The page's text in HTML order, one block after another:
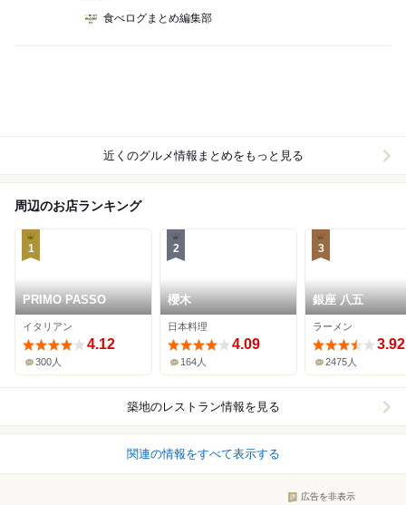
食べログまとめ編集部
近くのグルメ情報まとめをもっと見る
周辺のお店ランキング
1
PRIMO PASSO
イタリアン
4.12
300人
2
櫻木
日本料理
4.09
164人
3
銀座 八五
ラーメン
3.92
2475人
築地のレストラン情報を見る
関連の情報をすべて表示する
広告を非表示